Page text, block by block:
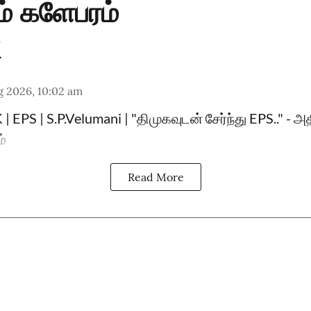
களேபரம்
2026, 10:02 am
EPS | S.P.Velumani | "திமுகவுடன் சேர்ந்து EPS.." -
Read More